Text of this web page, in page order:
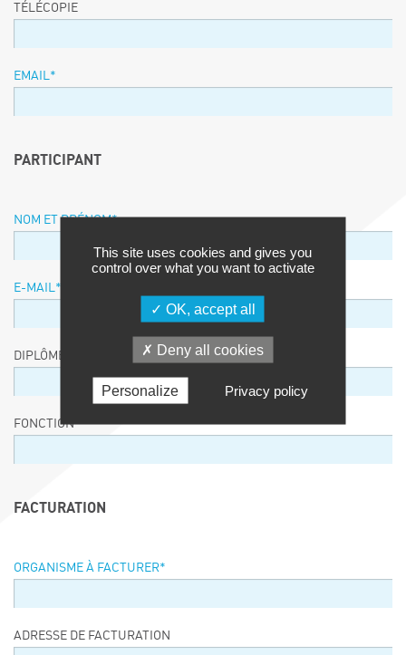
TÉLÉCOPIE
EMAIL *
PARTICIPANT
NOM ET PRÉNOM*
E-MAIL *
DIPLÔME / EQUIVALENCE / NIVEAU
FONCTION
FACTURATION
ORGANISME À FACTURER*
ADRESSE DE FACTURATION
This site uses cookies and gives you
control over what you want to activate
OK, accept all
Deny all cookies
Personalize Privacy policy